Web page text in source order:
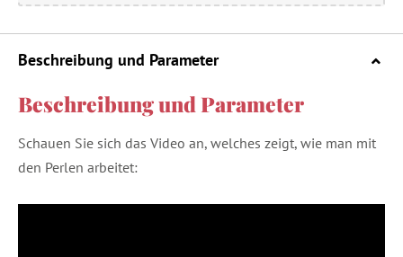
Beschreibung und Parameter
Beschreibung und Parameter
Schauen Sie sich das Video an, welches zeigt, wie man mit
den Perlen arbeitet: